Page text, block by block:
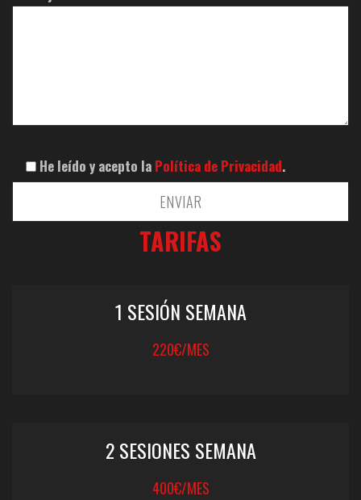
He leído y acepto la Política de Privacidad.
TARIFAS
1 SESIÓN SEMANA
220€/MES
2 SESIONES SEMANA
400€/MES